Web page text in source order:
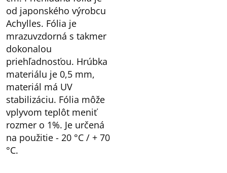
od japonského výrobcu
Achylles. Fólia je
mrazuvzdorná s takmer
dokonalou
priehľadnosťou. Hrúbka
materiálu je 0,5 mm,
materiál má UV
stabilizáciu. Fólia môže
vplyvom teplôt meniť
rozmer o 1%. Je určená
na použitie - 20 °C / + 70
°C.